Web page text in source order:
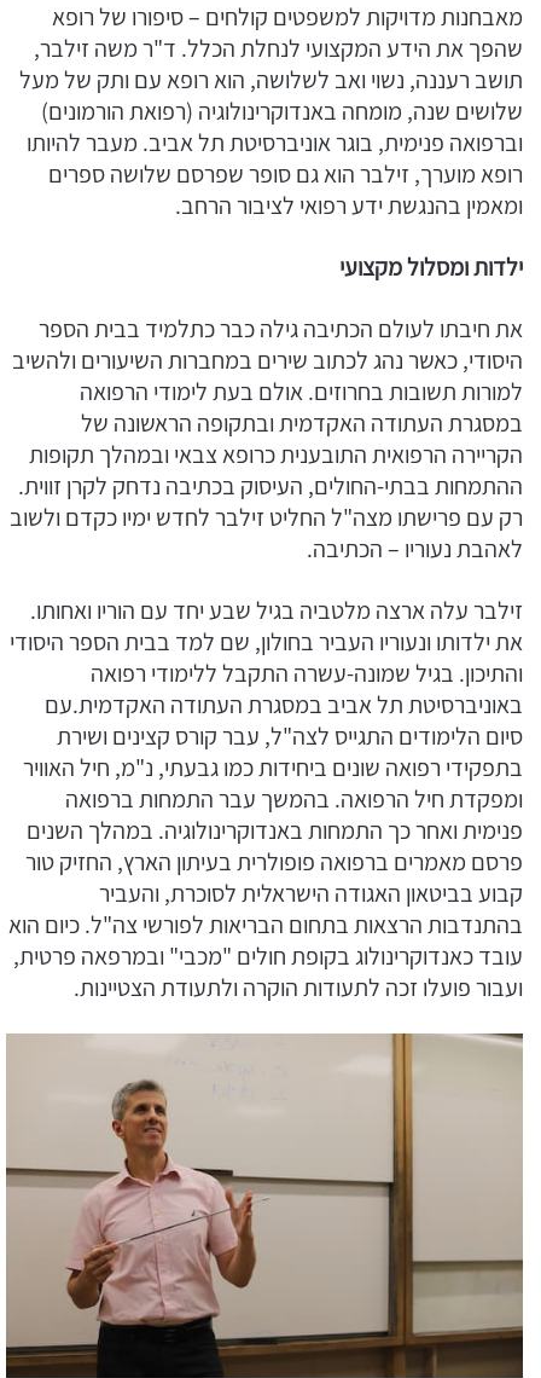
מאבחנות מדויקות למשפטים קולחים – סיפורו של רופא
שהפך את הידע המקצועי לנחלת הכלל. ד"ר משה זילבר,
תושב רעננה, נשוי ואב לשלושה, הוא רופא עם ותק של מעל
שלושים שנה, מומחה באנדוקרינולוגיה (רפואת הורמונים)
וברפואה פנימית, בוגר אוניברסיטת תל אביב. מעבר להיותו
רופא מוערך, זילבר הוא גם סופר שפרסם שלושה ספרים
ומאמין בהנגשת ידע רפואי לציבור הרחב.
ילדות ומסלול מקצועי
את חיבתו לעולם הכתיבה גילה כבר כתלמיד בבית הספר
היסודי, כאשר נהג לכתוב שירים במחברות השיעורים ולהשיב
למורות תשובות בחרוזים. אולם בעת לימודי הרפואה
במסגרת העתודה האקדמית ובתקופה הראשונה של
הקריירה הרפואית התובענית כרופא צבאי ובמהלך תקופות
ההתמחות בבתי-החולים, העיסוק בכתיבה נדחק לקרן זווית.
רק עם פרישתו מצה"ל החליט זילבר לחדש ימיו כקדם ולשוב
לאהבת נעוריו – הכתיבה.
זילבר עלה ארצה מלטביה בגיל שבע יחד עם הוריו ואחותו.
את ילדותו ונעוריו העביר בחולון, שם למד בבית הספר היסודי
והתיכון. בגיל שמונה-עשרה התקבל ללימודי רפואה
באוניברסיטת תל אביב במסגרת העתודה האקדמית.עם
סיום הלימודים התגייס לצה"ל, עבר קורס קצינים ושירת
בתפקידי רפואה שונים ביחידות כמו גבעתי, נ"מ, חיל האוויר
ומפקדת חיל הרפואה. בהמשך עבר התמחות ברפואה
פנימית ואחר כך התמחות באנדוקרינולוגיה. במהלך השנים
פרסם מאמרים ברפואה פופולרית בעיתון הארץ, החזיק טור
קבוע בביטאון האגודה הישראלית לסוכרת, והעביר
בהתנדבות הרצאות בתחום הבריאות לפורשי צה"ל. כיום הוא
עובד כאנדוקרינולוג בקופת חולים "מכבי" ובמרפאה פרטית,
ועבור פועלו זכה לתעודות הוקרה ולתעודת הצטיינות.